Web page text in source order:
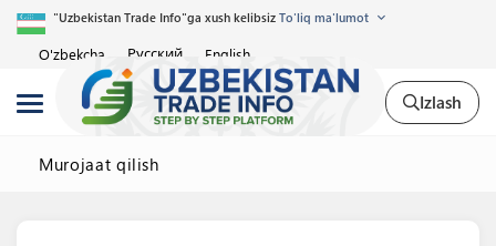
"Uzbekistan Trade Info"ga xush kelibsiz To'liq ma'lumot
O'zbekcha Русский English
Izlash
Murojaat qilish